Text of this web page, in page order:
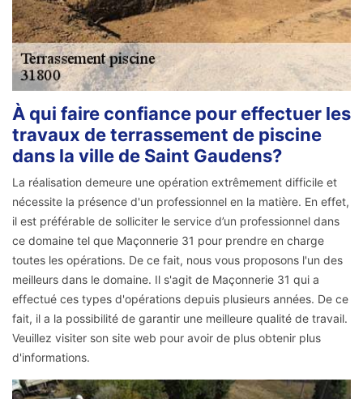
À qui faire confiance pour effectuer les
travaux de terrassement de piscine
dans la ville de Saint Gaudens?
La réalisation demeure une opération extrêmement difficile et
nécessite la présence d'un professionnel en la matière. En effet,
il est préférable de solliciter le service d’un professionnel dans
ce domaine tel que Maçonnerie 31 pour prendre en charge
toutes les opérations. De ce fait, nous vous proposons l'un des
meilleurs dans le domaine. Il s'agit de Maçonnerie 31 qui a
effectué ces types d'opérations depuis plusieurs années. De ce
fait, il a la possibilité de garantir une meilleure qualité de travail.
Veuillez visiter son site web pour avoir de plus obtenir plus
d'informations.